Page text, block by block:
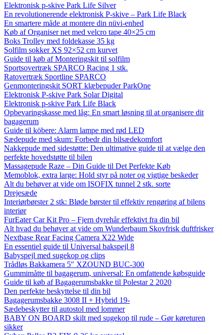
Elektronisk p-skive Park Life Silver
En revolutionerende elektronisk P-skive – Park Life Black
En smartere måde at montere din nüvi-enhed
Køb af Organiser net med velcro tape 40×25 cm
Boks Trolley med foldekasse 35 kg
Solfilm sokker XS 92×52 cm kurvet
Guide til køb af Monteringskit til solfilm
Sportsovertræk SPARCO Racing 1 stk.
Ratovertræk Sportline SPARCO
Genmonteringskit SORT klæbepuder ParkOne
Elektronisk P-skive Park Solar Digital
Elektronisk p-skive Park Life Black
Opbevaringskasse med låg: En smart løsning til at organisere dit
bagagerum
Guide til köbere: Alarm lampe med rød LED
Sædepude med skum: Forbedr din bilsædekomfort
Nakkepude med sidestøtte: Den ultimative guide til at vælge den
perfekte hovedstøtte til bilen
Massagepude Raze – Din Guide til Det Perfekte Køb
Memoblok, extra large: Hold styr på noter og vigtige beskeder
Alt du behøver at vide om ISOFIX tunnel 2 stk. sorte
Drejesæde
Interiørbørster 2 stk: Bløde børster til effektiv rengøring af bilens
interiør
FurEater Car Kit Pro – Fjern dyrehår effektivt fra din bil
Alt hvad du behøver at vide om Wunderbaum Skovfrisk duftfrisker
Nextbase Rear Facing Camera X22 Wide
En essentiel guide til Universal bakspejl 8
Babyspejl med sugekop og clips
Trådløs Bakkamera 5″ XZOUND BUC-300
Gummimåtte til bagagerum, universal: En omfattende købsguide
Guide til køb af Bagagerumsbakke til Polestar 2 2020
Den perfekte beskyttelse til din bil
Bagagerumsbakke 3008 II + Hybrid 19-
Sædebeskytter til autostol med lommer
BABY ON BOARD skilt med sugekop til rude – Gør køreturen
sikker